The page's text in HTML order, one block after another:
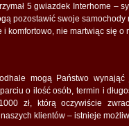
5 gwiazdek Interhome –
pozostawić swoje
komfortowo, nie martwiąc się
mogą Państwo
o ilość osób, termin i
zł, którą oczywiście
klientów – istnieje